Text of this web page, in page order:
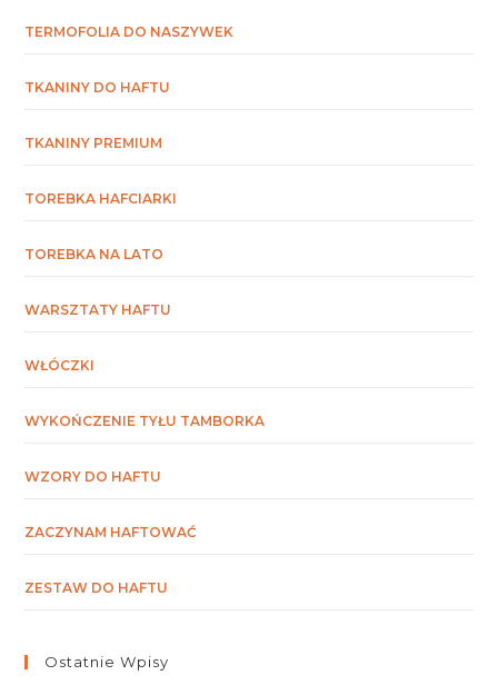
TERMOFOLIA DO NASZYWEK
TKANINY DO HAFTU
TKANINY PREMIUM
TOREBKA HAFCIARKI
TOREBKA NA LATO
WARSZTATY HAFTU
WŁÓCZKI
WYKOŃCZENIE TYŁU TAMBORKA
WZORY DO HAFTU
ZACZYNAM HAFTOWAĆ
ZESTAW DO HAFTU
Ostatnie Wpisy